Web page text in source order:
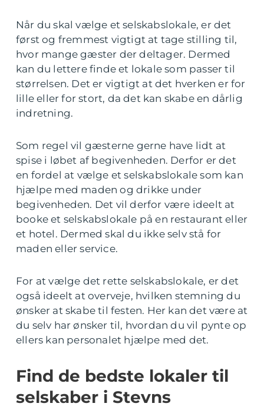
Når du skal vælge et selskabslokale, er det
først og fremmest vigtigt at tage stilling til,
hvor mange gæster der deltager. Dermed
kan du lettere finde et lokale som passer til
størrelsen. Det er vigtigt at det hverken er for
lille eller for stort, da det kan skabe en dårlig
indretning.
Som regel vil gæsterne gerne have lidt at
spise i løbet af begivenheden. Derfor er det
en fordel at vælge et selskabslokale som kan
hjælpe med maden og drikke under
begivenheden. Det vil derfor være ideelt at
booke et selskabslokale på en restaurant eller
et hotel. Dermed skal du ikke selv stå for
maden eller service.
For at vælge det rette selskabslokale, er det
også ideelt at overveje, hvilken stemning du
ønsker at skabe til festen. Her kan det være at
du selv har ønsker til, hvordan du vil pynte op
ellers kan personalet hjælpe med det.
Find de bedste lokaler til
selskaber i Stevns